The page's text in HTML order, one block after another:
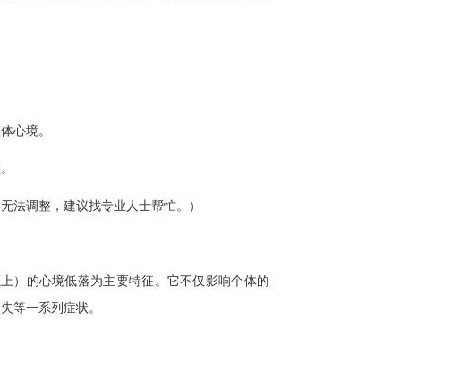
心境。
法调整，建议找专业人士帮忙。）
）的心境低落为主要特征。它不仅影响个体的
等一系列症状。